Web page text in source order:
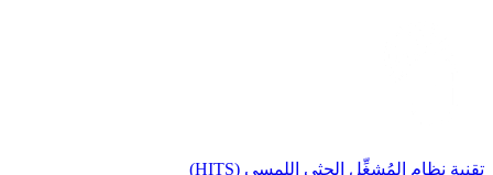
تقنية نظام المُشغِّل الحثي اللمسي (HITS)